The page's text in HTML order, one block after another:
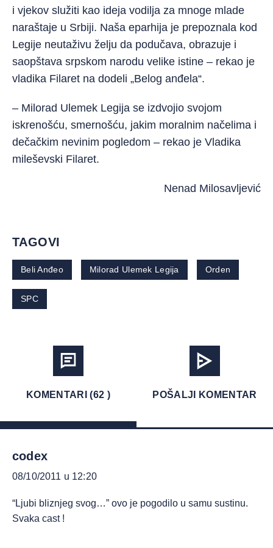
i vjekov služiti kao ideja vodilja za mnoge mlade
naraštaje u Srbiji. Naša eparhija je prepoznala kod
Legije neutaživu želju da podučava, obrazuje i
saopštava srpskom narodu velike istine – rekao je
vladika Filaret na dodeli „Belog anđela“.
– Milorad Ulemek Legija se izdvojio svojom
iskrenošću, smernošću, jakim moralnim načelima i
dečačkim nevinim pogledom – rekao je Vladika
mileševski Filaret.
Nenad Milosavljević
TAGOVI
Beli Anđeo Milorad Ulemek Legija Orden
SPC
KOMENTARI (62 ) POŠALJI KOMENTAR
codex
08/10/2011 u 12:20
“Ljubi bliznjeg svog…” ovo je pogodilo u samu sustinu.
Svaka cast !